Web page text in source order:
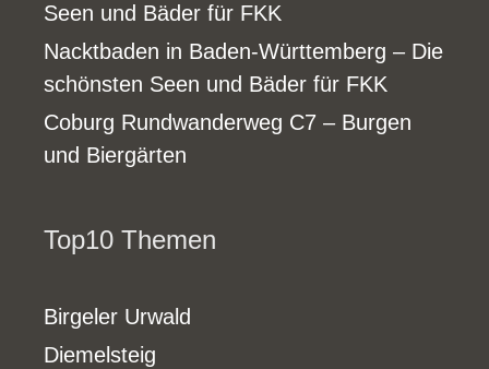
Seen und Bäder für FKK
Nacktbaden in Baden-Württemberg – Die
schönsten Seen und Bäder für FKK
Coburg Rundwanderweg C7 – Burgen
und Biergärten
Top10 Themen
Birgeler Urwald
Diemelsteig